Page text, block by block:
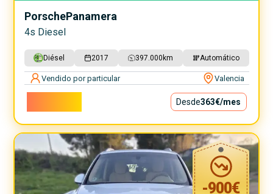
PorschePanamera
4s Diesel
Diésel 2017 397.000 km Automático
Vendido por particular Valencia
Desde363€/mes
-900€